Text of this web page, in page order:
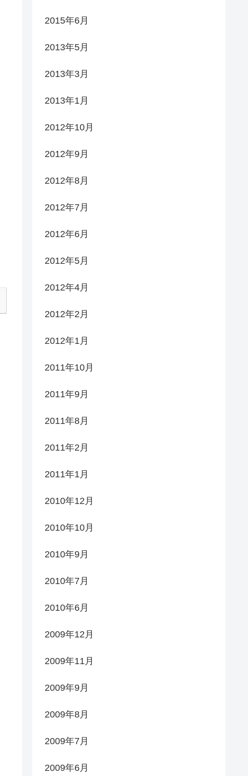
2015年6月
2013年5月
2013年3月
2013年1月
2012年10月
2012年9月
2012年8月
2012年7月
2012年6月
2012年5月
2012年4月
2012年2月
2012年1月
2011年10月
2011年9月
2011年8月
2011年2月
2011年1月
2010年12月
2010年10月
2010年9月
2010年7月
2010年6月
2009年12月
2009年11月
2009年9月
2009年8月
2009年7月
2009年6月